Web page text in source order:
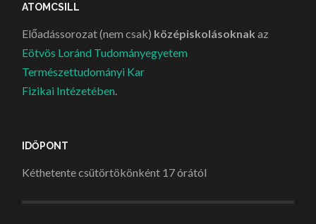
ATOMCSILL
Előadássorozat (nem csak) középiskolásoknak az
Eötvös Loránd Tudományegyetem
Természettudományi Kar
Fizikai Intézetében
IDŐPONT
Kéthetente csütörtökönként 17 órától